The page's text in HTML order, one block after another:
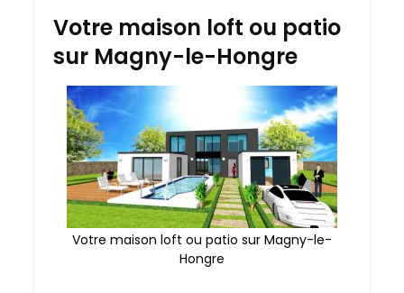
Votre maison loft ou patio
sur Magny-le-Hongre
Votre maison loft ou patio sur Magny-le-
Hongre